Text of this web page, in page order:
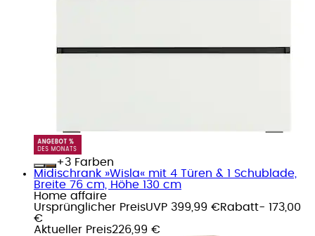
+
Farben
Midischrank »Wisla« mit 4 Türen & 1 Schublade,
Breite 76 cm, Höhe 130 cm
Home affaire
Ursprünglicher PreisUVP 399,99 €Rabatt- 173,00
€
Aktueller Preis226,99 €